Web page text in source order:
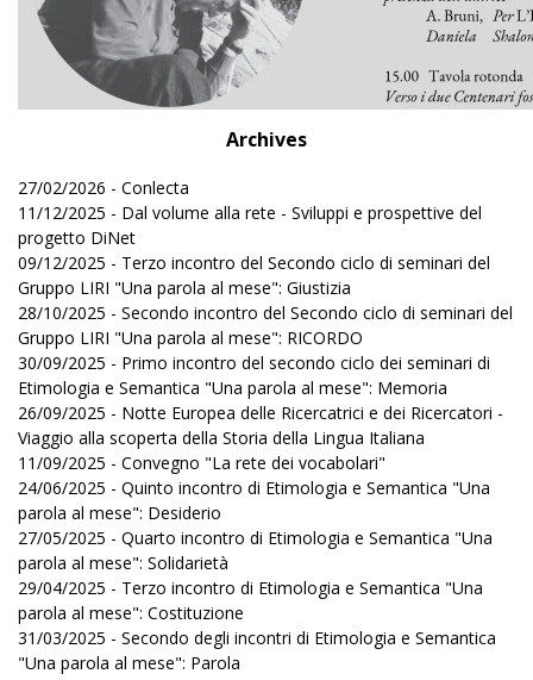
Archives
27/02/2026 - Conlecta
11/12/2025 - Dal volume alla rete - Sviluppi e prospettive del
progetto DiNet
09/12/2025 - Terzo incontro del Secondo ciclo di seminari del
Gruppo LIRI "Una parola al mese": Giustizia
28/10/2025 - Secondo incontro del Secondo ciclo di seminari del
Gruppo LIRI "Una parola al mese": RICORDO
30/09/2025 - Primo incontro del secondo ciclo dei seminari di
Etimologia e Semantica "Una parola al mese": Memoria
26/09/2025 - Notte Europea delle Ricercatrici e dei Ricercatori -
Viaggio alla scoperta della Storia della Lingua Italiana
11/09/2025 - Convegno "La rete dei vocabolari"
24/06/2025 - Quinto incontro di Etimologia e Semantica "Una
parola al mese": Desiderio
27/05/2025 - Quarto incontro di Etimologia e Semantica "Una
parola al mese": Solidarietà
29/04/2025 - Terzo incontro di Etimologia e Semantica "Una
parola al mese": Costituzione
31/03/2025 - Secondo degli incontri di Etimologia e Semantica
"Una parola al mese": Parola